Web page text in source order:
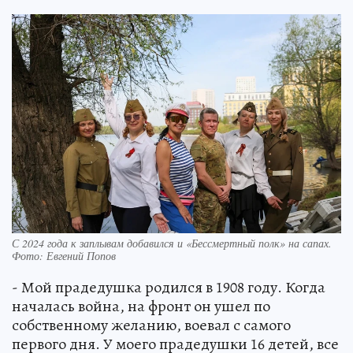
С 2024 года к заплывам добавился и «Бессмертный полк» на сапах.
Фото: Евгений Попов
- Мой прадедушка родился в 1908 году. Когда
началась война, на фронт он ушел по
собственному желанию, воевал с самого
первого дня. У моего прадедушки 16 детей, все